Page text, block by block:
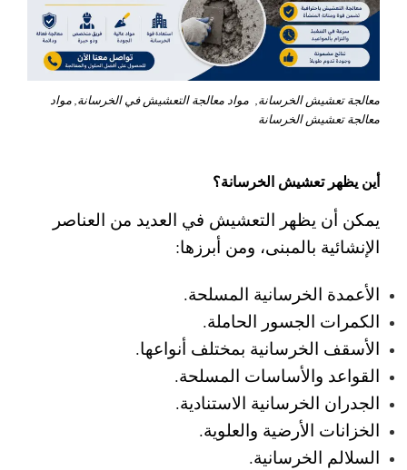
معالجة تعشيش الخرسانة, مواد معالجة التعشيش في الخرسانة, مواد
معالجة تعشيش الخرسانة
أين يظهر تعشيش الخرسانة؟
يمكن أن يظهر التعشيش في العديد من العناصر
الإنشائية بالمبنى، ومن أبرزها:
الأعمدة الخرسانية المسلحة.
الكمرات الجسور الحاملة.
الأسقف الخرسانية بمختلف أنواعها.
القواعد والأساسات المسلحة.
الجدران الخرسانية الاستنادية.
الخزانات الأرضية والعلوية.
السلالم الخرسانية.